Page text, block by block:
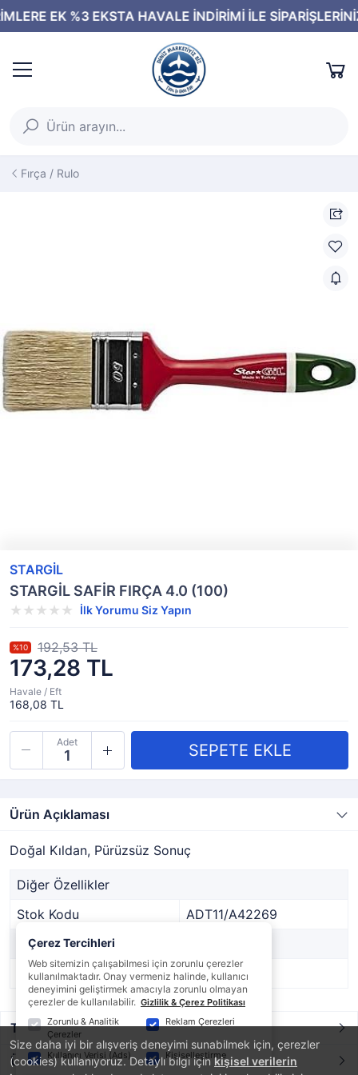
Size daha iyi bir alışveriş deneyimi sunabilmek için, çerezler
(cookies) kullanıyoruz. Detaylı bilgi içinkişisel verilerin
Fırça / Rulo
STARGİL
STARGİL SAFİR FIRÇA 4.0 (100)
İlk Yorumu Siz Yapın
173,28 TL
%10 192,53 TL
Havale / Eft
168,08 TL
Adet
Ürün Açıklaması
Doğal Kıldan, Pürüzsüz Sonuç
Diğer Özellikler
Stok Kodu
ADT11/A42269
Marka
Stok Durumu
Var
Taksit / Ödeme Seçenekleri
Ürün Yorumları
Çerez Tercihleri
Web sitemizin çalışabilmesi için zorunlu çerezler
kullanılmaktadır. Onay vermeniz halinde, kullanıcı
deneyimini geliştirmek amacıyla zorunlu olmayan
çerezler de kullanılabilir. Gizlilik & Çerez Politikası
Zorunlu & Analitik
Çerezler
Reklam Çerezleri
Kullanıcı Verisi (Ads) Kişiselleştirme